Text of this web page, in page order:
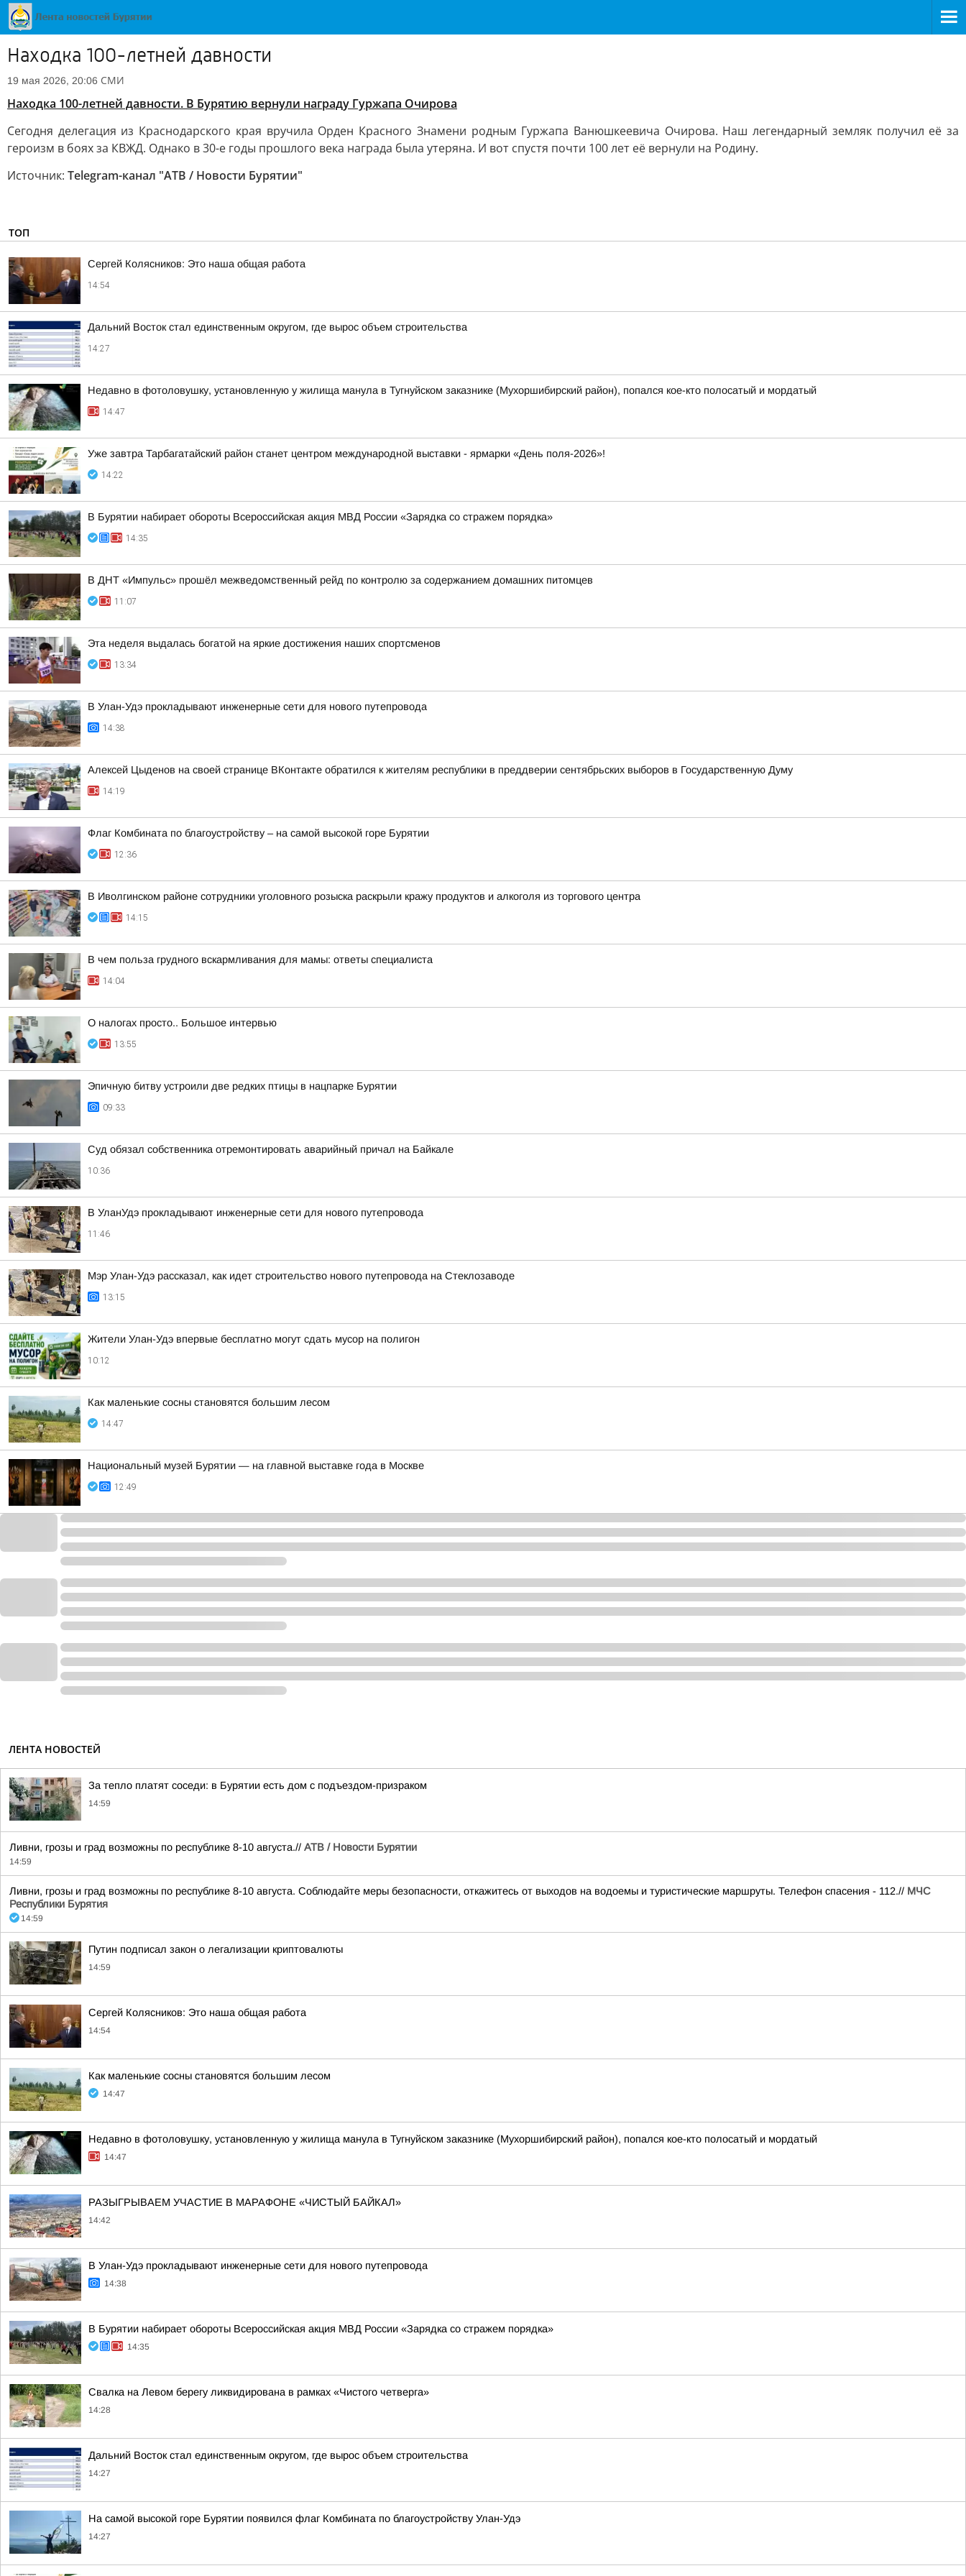
Находка 100-летней давности
19 мая 2026, 20:06 СМИ
Находка 100-летней давности. В Бурятию вернули награду Гуржапа Очирова
Сегодня делегация из Краснодарского края вручила Орден Красного Знамени родным Гуржапа Ванюшкеевича Очирова. Наш легендарный земляк получил её за
героизм в боях за КВЖД. Однако в 30-е годы прошлого века награда была утеряна. И вот спустя почти 100 лет её вернули на Родину.
Источник: Telegram-канал "АТВ / Новости Бурятии"
ТОП
Сергей Колясников: Это наша общая работа
14:54
Дальний Восток стал единственным округом, где вырос объем строительства
14:27
Недавно в фотоловушку, установленную у жилища манула в Тугнуйском заказнике (Мухоршибирский район), попался кое-кто полосатый и мордатый
14:47
Уже завтра Тарбагатайский район станет центром международной выставки - ярмарки «День поля-2026»!
14:22
В Бурятии набирает обороты Всероссийская акция МВД России «Зарядка со стражем порядка»
14:35
В ДНТ «Импульс» прошёл межведомственный рейд по контролю за содержанием домашних питомцев
11:07
Эта неделя выдалась богатой на яркие достижения наших спортсменов
13:34
В Улан-Удэ прокладывают инженерные сети для нового путепровода
14:38
Алексей Цыденов на своей странице ВКонтакте обратился к жителям республики в преддверии сентябрьских выборов в Государственную Думу
14:19
Флаг Комбината по благоустройству – на самой высокой горе Бурятии
12:36
В Иволгинском районе сотрудники уголовного розыска раскрыли кражу продуктов и алкоголя из торгового центра
14:15
В чем польза грудного вскармливания для мамы: ответы специалиста
14:04
О налогах просто.. Большое интервью
13:55
Эпичную битву устроили две редких птицы в нацпарке Бурятии
09:33
Суд обязал собственника отремонтировать аварийный причал на Байкале
10:36
В УланУдэ прокладывают инженерные сети для нового путепровода
11:46
Мэр Улан-Удэ рассказал, как идет строительство нового путепровода на Стеклозаводе
13:15
Жители Улан-Удэ впервые бесплатно могут сдать мусор на полигон
10:12
Как маленькие сосны становятся большим лесом
14:47
Национальный музей Бурятии — на главной выставке года в Москве
12:49
ЛЕНТА НОВОСТЕЙ
За тепло платят соседи: в Бурятии есть дом с подъездом-призраком
14:59
Ливни, грозы и град возможны по республике 8-10 августа.// АТВ / Новости Бурятии
14:59
Ливни, грозы и град возможны по республике 8-10 августа. Соблюдайте меры безопасности, откажитесь от выходов на водоемы и туристические маршруты. Телефон спасения - 112.// МЧС
Республики Бурятия
14:59
Путин подписал закон о легализации криптовалюты
14:59
Сергей Колясников: Это наша общая работа
14:54
Как маленькие сосны становятся большим лесом
14:47
Недавно в фотоловушку, установленную у жилища манула в Тугнуйском заказнике (Мухоршибирский район), попался кое-кто полосатый и мордатый
14:47
РАЗЫГРЫВАЕМ УЧАСТИЕ В МАРАФОНЕ «ЧИСТЫЙ БАЙКАЛ»
14:42
В Улан-Удэ прокладывают инженерные сети для нового путепровода
14:38
В Бурятии набирает обороты Всероссийская акция МВД России «Зарядка со стражем порядка»
14:35
Свалка на Левом берегу ликвидирована в рамках «Чистого четверга»
14:28
Дальний Восток стал единственным округом, где вырос объем строительства
14:27
На самой высокой горе Бурятии появился флаг Комбината по благоустройству Улан-Удэ
14:27